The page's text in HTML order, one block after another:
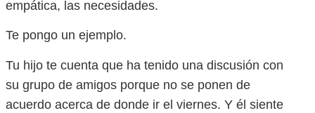
empática, las necesidades.
Te pongo un ejemplo.
Tu hijo te cuenta que ha tenido una discusión con
su grupo de amigos porque no se ponen de
acuerdo acerca de donde ir el viernes. Y él siente